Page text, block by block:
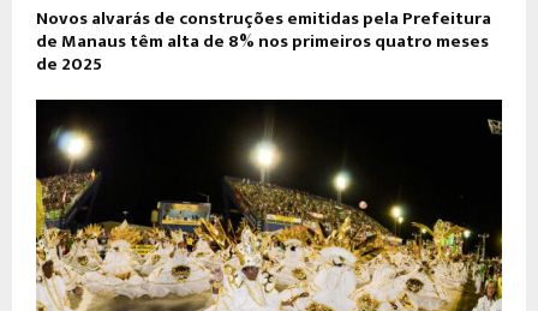
Novos alvarás de construções emitidas pela Prefeitura
de Manaus têm alta de 8% nos primeiros quatro meses
de 2025